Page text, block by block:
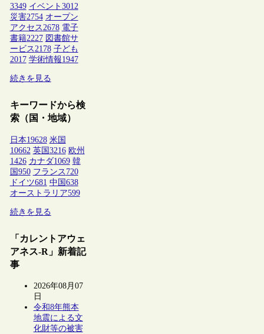
3349 イベント 3012
災害2754 オープン
アクセス2678 電子
書籍2227 図書館サ
ービス2178 子ども
2017 学術情報1947
続きを見る
キーワードから検
索（国・地域）
日本19628 米国
10662 英国 3216 欧州
1426 カナダ1069 韓
国 950 フランス 720
ドイツ681 中国 638
オーストラリア599
続きを見る
「カレントアウェ
アネス-R」新着記
事
2026年08月07
日
令和8年熊本
地震による文
化財等の被害